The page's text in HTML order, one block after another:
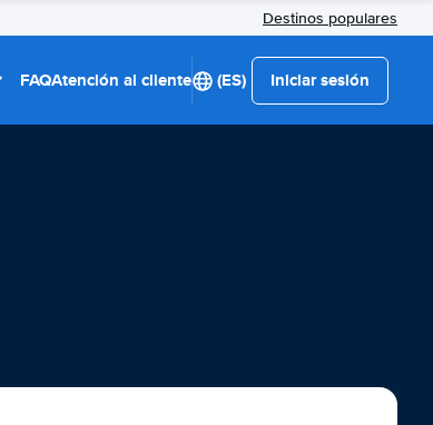
Destinos populares
FAQAtención al cliente (ES) Iniciar sesión